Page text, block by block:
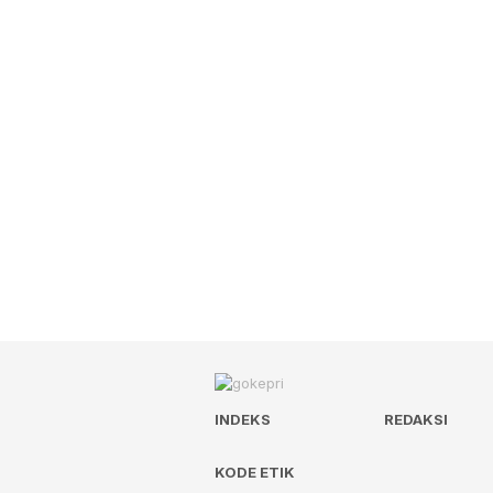
INDEKS REDAKSI
KODE ETIK